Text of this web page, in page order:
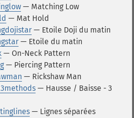
— Matching Low
— Mat Hold
— Etoile Doji du matin
— Etoile du matin
— On-Neck Pattern
— Piercing Pattern
— Rickshaw Man
— Hausse / Baisse - 3
— Lignes séparées